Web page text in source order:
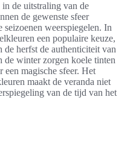
de uitstraling van de
de gewenste sfeer
seizoenen weerspiegelen. In
een populaire keuze,
herfst de authenticiteit van
de winter zorgen koele tinten
een magische sfeer. Het
maakt de veranda niet
van de tijd van het